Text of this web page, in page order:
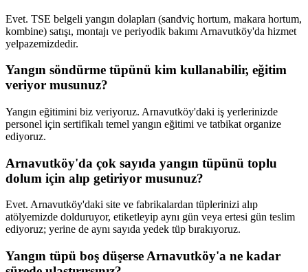
Evet. TSE belgeli yangın dolapları (sandviç hortum, makara hortum,
kombine) satışı, montajı ve periyodik bakımı Arnavutköy'da hizmet
yelpazemizdedir.
Yangın söndürme tüpünü kim kullanabilir, eğitim
veriyor musunuz?
Yangın eğitimini biz veriyoruz. Arnavutköy'daki iş yerlerinizde
personel için sertifikalı temel yangın eğitimi ve tatbikat organize
ediyoruz.
Arnavutköy'da çok sayıda yangın tüpünü toplu
dolum için alıp getiriyor musunuz?
Evet. Arnavutköy'daki site ve fabrikalardan tüplerinizi alıp
atölyemizde dolduruyor, etiketleyip aynı gün veya ertesi gün teslim
ediyoruz; yerine de aynı sayıda yedek tüp bırakıyoruz.
Yangın tüpü boş düşerse Arnavutköy'a ne kadar